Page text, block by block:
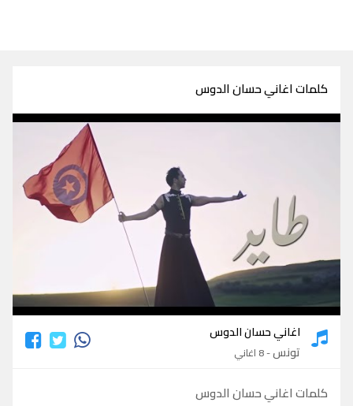
كلمات اغاني حسان الدوس
كلمات اغاني حسان الدوس
اغاني حسان الدوس
تونس- 8 اغاني
كلمات اغاني حسان الدوس